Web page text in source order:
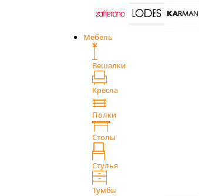
Мебель
Вешалки
Кресла
Полки
Столы
Стулья
Тумбы